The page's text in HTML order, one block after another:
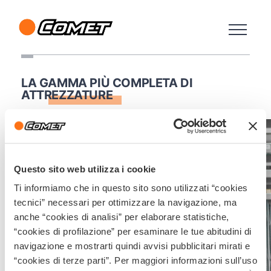
Questo sito web utilizza i cookie
Ti informiamo che in questo sito sono utilizzati “cookies
tecnici” necessari per ottimizzare la navigazione, ma
anche “cookies di analisi” per elaborare statistiche,
“cookies di profilazione” per esaminare le tue abitudini di
navigazione e mostrarti quindi avvisi pubblicitari mirati e
“cookies di terze parti”. Per maggiori informazioni sull’uso
LA GAMMA PIÙ COMPLETA DI
ATTREZZATURE